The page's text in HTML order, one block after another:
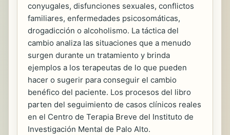
conyugales, disfunciones sexuales, conflictos
familiares, enfermedades psicosomáticas,
drogadicción o alcoholismo. La táctica del
cambio analiza las situaciones que a menudo
surgen durante un tratamiento y brinda
ejemplos a los terapeutas de lo que pueden
hacer o sugerir para conseguir el cambio
benéfico del paciente. Los procesos del libro
parten del seguimiento de casos clínicos reales
en el Centro de Terapia Breve del Instituto de
Investigación Mental de Palo Alto.